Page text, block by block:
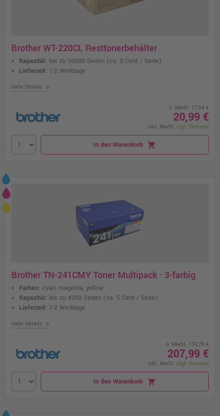
Brother WT-220CL Resttonerbehälter
Kapazität: bis zu 50000 Seiten (ca. 0 Cent / Seite)
Lieferzeit: 1-2 Werktage
mehr Details chevron_right
o. MwSt. 17,64 €
20,99 €
inkl. MwSt. zzgl. Versand
In den Warenkorb shopping_cart
Brother TN-241CMY Toner Multipack · 3-farbig
Farben: cyan, magenta, yellow
Kapazität: bis zu 4200 Seiten (ca. 5 Cent / Seite)
Lieferzeit: 1-2 Werktage
mehr Details chevron_right
o. MwSt. 174,78 €
207,99 €
inkl. MwSt. zzgl. Versand
In den Warenkorb shopping_cart